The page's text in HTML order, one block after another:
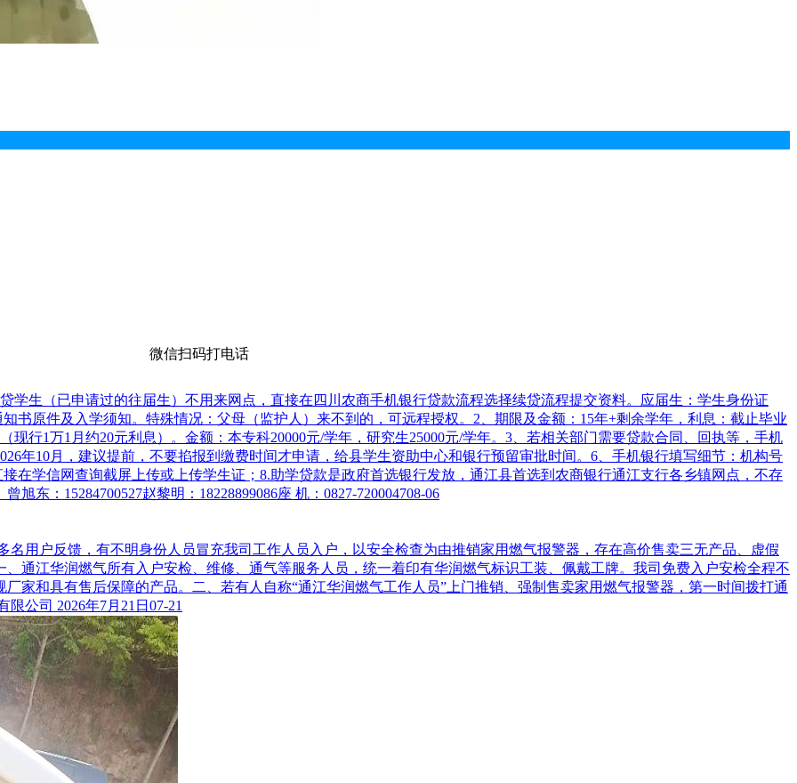
微信扫码打电话
学生（已申请过的往届生）不用来网点，直接在四川农商手机银行贷款流程选择续贷流程提交资料。应届生：学生身份证
书原件及入学须知。特殊情况：父母（监护人）来不到的，可远程授权。2、期限及金额：15年+剩余学年，利息：截止毕业
现行1万1月约20元利息）。金额：本专科20000元/学年，研究生25000元/学年。3、若相关部门需要贷款合同、回执等，手机
年10月，建议提前，不要掐报到缴费时间才申请，给县学生资助中心和银行预留审批时间。6、手机银行填写细节：机构号
在学信网查询截屏上传或上传学生证；8.助学贷款是政府首选银行发放，通江县首选到农商银行通江支行各乡镇网点，不存
东：15284700527赵黎明：18228899086座 机：0827-720004708-06
用户反馈，有不明身份人员冒充我司工作人员入户，以安全检查为由推销家用燃气报警器，存在高价售卖三无产品、虚假
通江华润燃气所有入户安检、维修、通气等服务人员，统一着印有华润燃气标识工装、佩戴工牌。我司免费入户安检全程不
家和具有售后保障的产品。二、若有人自称“通江华润燃气工作人员”上门推销、强制售卖家用燃气报警器，第一时间拨打通
限公司 2026年7月21日 07-21